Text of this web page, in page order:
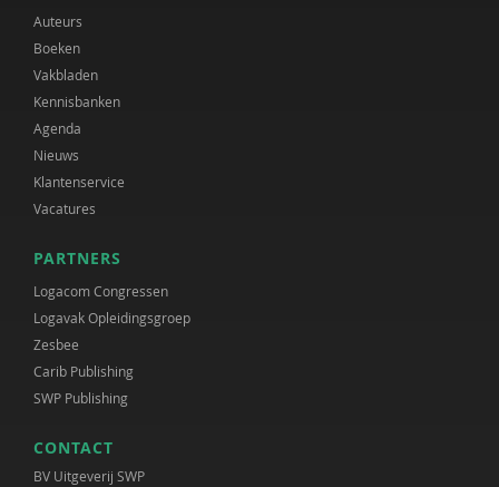
Auteurs
Boeken
Vakbladen
Kennisbanken
Agenda
Nieuws
Klantenservice
Vacatures
PARTNERS
Logacom Congressen
Logavak Opleidingsgroep
Zesbee
Carib Publishing
SWP Publishing
CONTACT
BV Uitgeverij SWP